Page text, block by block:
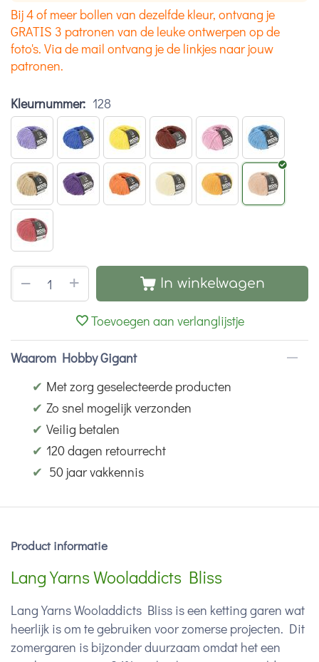
Bij 4 of meer bollen van dezelfde kleur, ontvang je
GRATIS 3 patronen van de leuke ontwerpen op de
foto's. Via de mail ontvang je de linkjes naar jouw
patronen.
Kleurnummer: 128
+
− In winkelwagen
Toevoegen aan verlanglijstje
Waarom Hobby Gigant
✔ Met zorg geselecteerde producten
✔ Zo snel mogelijk verzonden
✔ Veilig betalen
✔ 120 dagen retourrecht
✔ 50 jaar vakkennis
Product informatie
Lang Yarns Wooladdicts Bliss
Lang Yarns Wooladdicts Bliss is een ketting garen wat
heerlijk is om te gebruiken voor zomerse projecten. Dit
zomergaren is bijzonder duurzaam omdat het een